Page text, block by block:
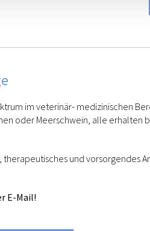
im veterinär- medizinischen
oder Meerschwein, alle erhalten
therapeutisches und vorsorgendes
E-Mail!